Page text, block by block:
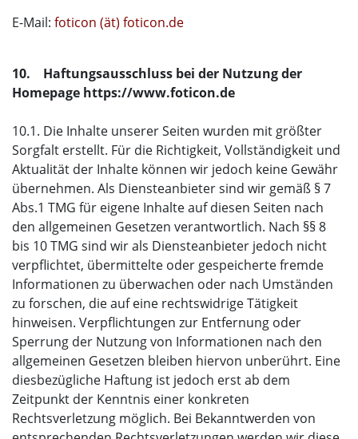
E-Mail: foticon (ät) foticon.de
10. Haftungsausschluss bei der Nutzung der
Homepage https://www.foticon.de
10.1. Die Inhalte unserer Seiten wurden mit größter
Sorgfalt erstellt. Für die Richtigkeit, Vollständigkeit und
Aktualität der Inhalte können wir jedoch keine Gewähr
übernehmen. Als Diensteanbieter sind wir gemäß § 7
Abs.1 TMG für eigene Inhalte auf diesen Seiten nach
den allgemeinen Gesetzen verantwortlich. Nach §§ 8
bis 10 TMG sind wir als Diensteanbieter jedoch nicht
verpflichtet, übermittelte oder gespeicherte fremde
Informationen zu überwachen oder nach Umständen
zu forschen, die auf eine rechtswidrige Tätigkeit
hinweisen. Verpflichtungen zur Entfernung oder
Sperrung der Nutzung von Informationen nach den
allgemeinen Gesetzen bleiben hiervon unberührt. Eine
diesbezügliche Haftung ist jedoch erst ab dem
Zeitpunkt der Kenntnis einer konkreten
Rechtsverletzung möglich. Bei Bekanntwerden von